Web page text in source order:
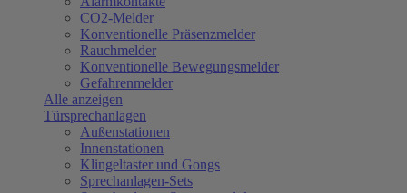
CO2-Melder
Konventionelle Präsenzmelder
Rauchmelder
Konventionelle Bewegungsmelder
Gefahrenmelder
Alle anzeigen
Türsprechanlagen
Außenstationen
Innenstationen
Klingeltaster und Gongs
Sprechanlagen-Sets